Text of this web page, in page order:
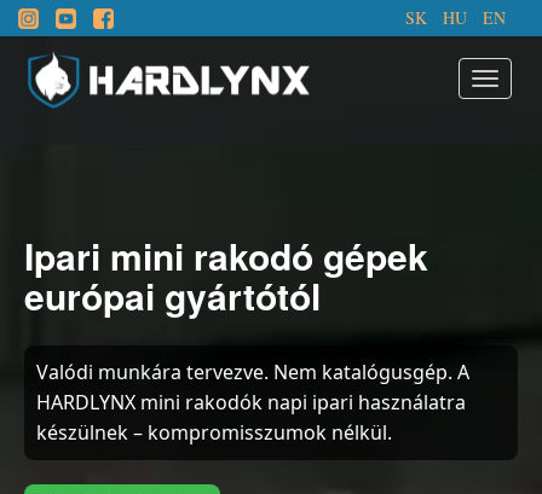
SK HU EN
Ipari mini rakodó gépek
európai gyártótól
Valódi munkára tervezve. Nem katalógusgép. A
HARDLYNX mini rakodók napi ipari használatra
készülnek – kompromisszumok nélkül.